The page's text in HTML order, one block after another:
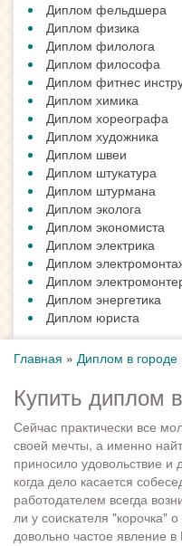
Диплом фельдшера
Диплом физика
Диплом филолога
Диплом философа
Диплом фитнес
Диплом химика
Диплом хореографа
Диплом художника
Диплом швеи
Диплом штукатура
Диплом штурмана
Диплом эколога
Диплом экономиста
Диплом электрика
Диплом
Диплом
Диплом энергетика
Диплом юриста
Главная » Диплом в городе
Купить диплом
Сейчас практически все
своей мечты, а именно
приносило удовольствие и
когда дело касается
работодателем всегда
ли у соискателя "корочка"
довольно частое явление